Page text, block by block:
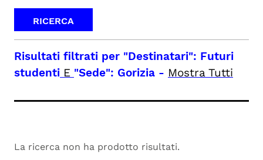
Risultati filtrati per "Destinatari": Futuri
studenti E "Sede": Gorizia - Mostra Tutti
La ricerca non ha prodotto risultati.